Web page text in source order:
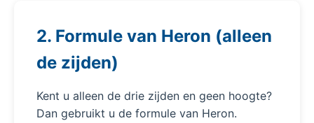
2. Formule van Heron (alleen
de zijden)
Kent u alleen de drie zijden en geen hoogte?
Dan gebruikt u de formule van Heron.